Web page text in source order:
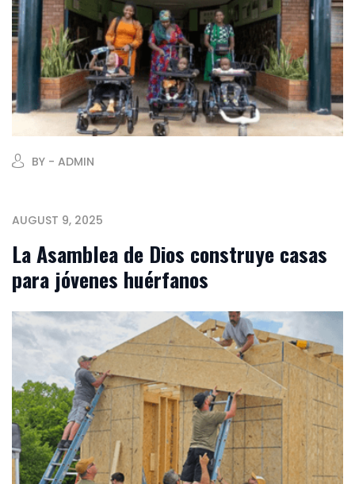
BY - ADMIN
AUGUST 9, 2025
La Asamblea de Dios construye casas
para jóvenes huérfanos